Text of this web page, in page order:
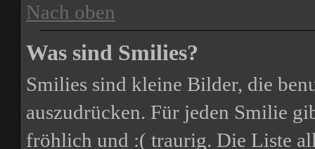
Nach oben
Was sind Smilies?
Smilies sind kleine Bilder, die
auszudrücken. Für jeden Smilie
fröhlich und :( traurig. Die Liste